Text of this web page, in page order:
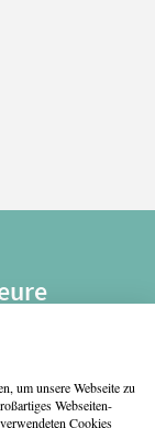
um unsere Webseite zu
Webseiten-
Cookies